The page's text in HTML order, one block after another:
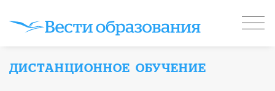
ДИСТАНЦИОННОЕ ОБУЧЕНИЕ